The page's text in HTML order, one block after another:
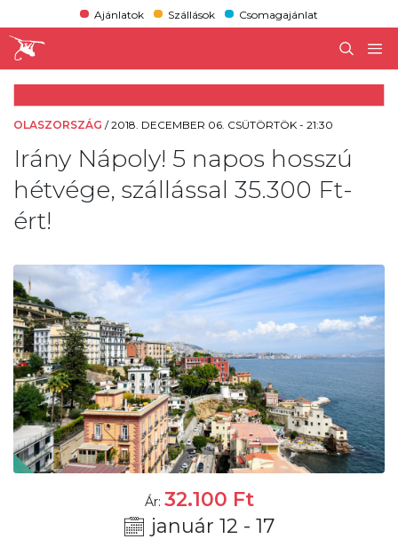
Ajánlatok Szállások Csomagajánlat
OLASZORSZÁG /2018. DECEMBER 06. CSÜTÖRTÖK - 21:30
Irány Nápoly! 5 napos hosszú
hétvége, szállással 35.300 Ft-
ért!
Ár: 32.100 Ft
január 12 - 17